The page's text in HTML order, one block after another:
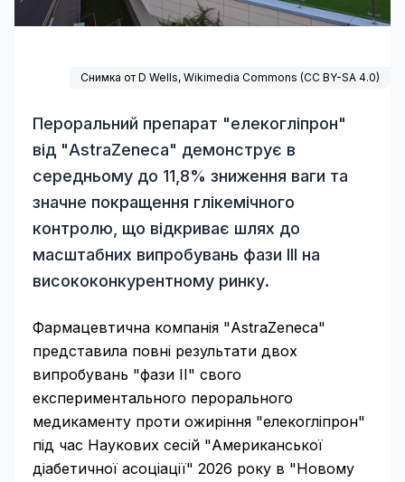
Снимка от D Wells, Wikimedia Commons (CC BY-SA 4.0)
Пероральний препарат "елекогліпрон"
від "AstraZeneca" демонструє в
середньому до 11,8% зниження ваги та
значне покращення глікемічного
контролю, що відкриває шлях до
масштабних випробувань фази III на
висококонкурентному ринку.
Фармацевтична компанія "AstraZeneca"
представила повні результати двох
випробувань "фази II" свого
експериментального перорального
медикаменту проти ожиріння "елекогліпрон"
під час Наукових сесій "Американської
діабетичної асоціації" 2026 року в "Новому